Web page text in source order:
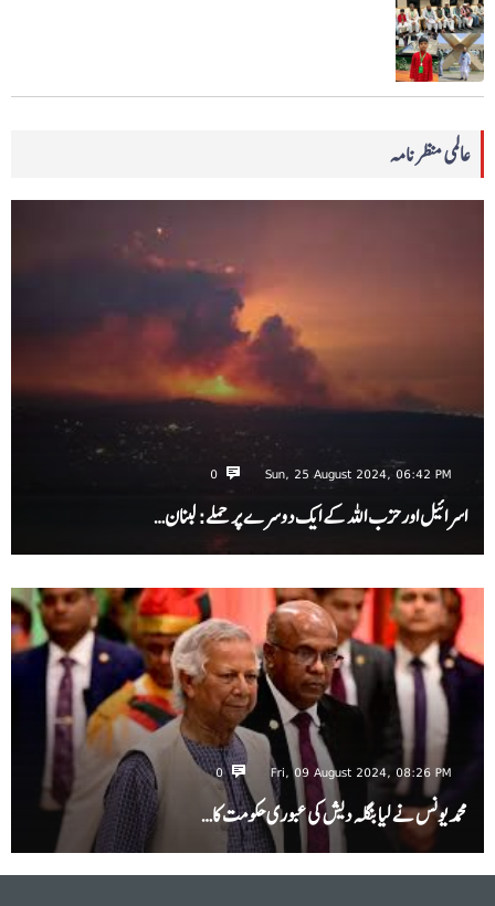
عالمی منظرنامہ
Sun, 25 August 2024, 06:42 PM
0
اسرائیل اور حزب اللہ کے ایک دوسرے پر حملے: لبنان…
Fri, 09 August 2024, 08:26 PM
0
محمد یونس نے لیا بنگلہ دیش کی عبوری حکومت کا…